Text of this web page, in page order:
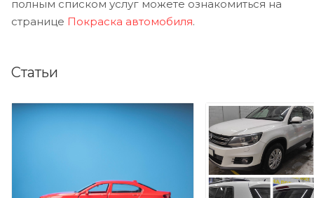
полным списком услуг можете ознакомиться на
странице Покраска автомобиля.
Статьи